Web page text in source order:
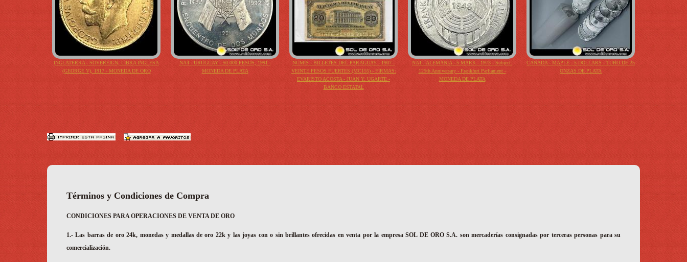
INGLATERRA - SOVEREIGN, LIBRA INGLESA
(GEORGE V), 1917 - MONEDA DE ORO
NA4 - URUGUAY - 50.000 PESOS, 1991 -
MONEDA DE PLATA
NUMIS - BILLETES DEL PARAGUAY - 1907 -
VEINTE PESOS FUERTES (MC155) - FIRMAS:
EVARISTO ACOSTA - JUAN Y. UGARTE -
BANCO ESTATAL
NA1 - ALEMANIA - 5 MARK - 1973 - Subject:
125th Anniversary - Frankfurt Parliament -
MONEDA DE PLATA
CANADA - MAPLE - 5 DOLLARS - TUBO DE 25
ONZAS DE PLATA